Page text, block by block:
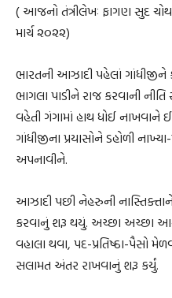
( આજનો તંત્રીલેખઃ ફાગણ સુદ
માર્ચ ૨૦૨૨)
ભારતની આઝાદી પહેલાં
ભાગલા પાડીને રાજ કરવાની
વહેતી ગંગામાં હાથ ધોઈ
ગાંધીજીના પ્રયાસોને ડહોળી
અપનાવીને.
આઝાદી પછી નેહરુની
કરવાનું શરૂ થયું. અચ્છા અચ્છા
વહાલા થવા, પદ-પ્રતિષ્ઠા-પૈસો
સલામત અંતર રાખવાનું શરૂ કર્યું.